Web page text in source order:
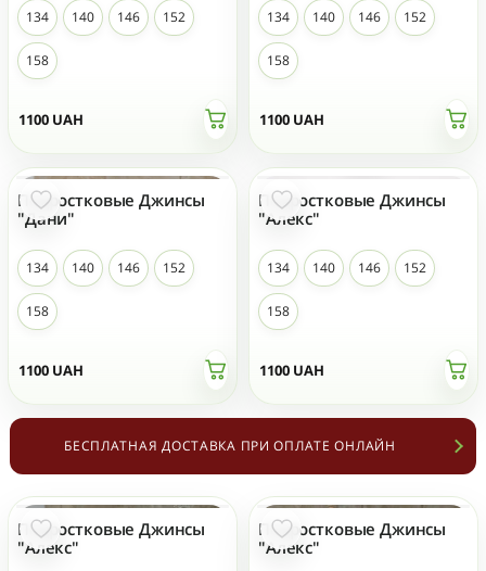
1100 UAH
134 140 146 152
158
1100 UAH
134 140 146 152
158
1100 UAH
Подростковые Джинсы
"Дани"
134 140 146 152
158
ТОП ПРОДАЖ
1100 UAH
Подростковые Джинсы
"Алекс"
134 140 146 152
158
БЕСПЛАТНАЯ ДОСТАВКА ПРИ ОПЛАТЕ ОНЛАЙН
ТОП ПРОДАЖ
Подростковые Джинсы
"Алекс"
ТОП ПРОДАЖ
Подростковые Джинсы
"Алекс"